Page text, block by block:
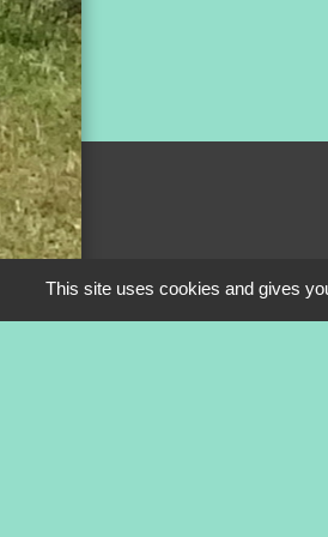
This site uses cookies and gives